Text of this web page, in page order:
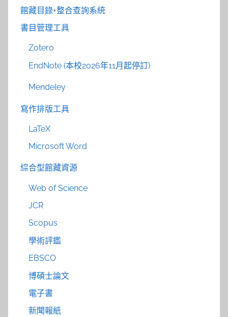
館藏目錄+整合查詢系統
書目管理工具
Zotero
EndNote (本校2026年11月起停訂)
Mendeley
寫作排版工具
LaTeX
Microsoft Word
綜合型館藏資源
Web of Science
JCR
Scopus
學術評鑑
EBSCO
博碩士論文
電子書
新聞報紙